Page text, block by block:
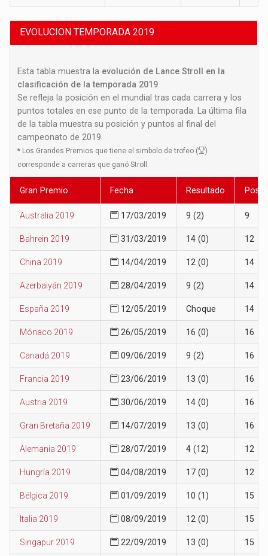
EVOLUCION TEMPORADA 2019
Esta tabla muestra la evolución de Lance Stroll en la
clasificación de la temporada 2019
Se refleja la posición en el mundial tras cada carrera y los
puntos totales en ese punto de la temporada. La última fila
de la tabla muestra su posición y puntos al final del
campeonato de 2019
* Los Grandes Premios que tiene el simbolo de trofeo (
)
corresponde a carreras que ganó Stroll.
Gran Premio Fecha Resultado
Australia 2019 17/03/2019 9 (2) 9
Bahrein 2019 31/03/2019 14 (0) 12
China 2019 14/04/2019 12 (0) 14
Azerbaiyán 2019 28/04/2019 9 (2) 14
España 2019 12/05/2019 Choque 14
Mónaco 2019 26/05/2019 16 (0) 16
Canadá 2019 09/06/2019 9 (2) 16
Francia 2019 23/06/2019 13 (0) 16
Austria 2019 30/06/2019 14 (0) 16
Gran Bretaña 2019 14/07/2019 13 (0) 16
Alemania 2019 28/07/2019 4 (12) 12
Hungría 2019 04/08/2019 17 (0) 12
Bélgica 2019 01/09/2019 10 (1) 15
Italia 2019 08/09/2019 12 (0) 15
Singapur 2019 22/09/2019 13 (0) 15